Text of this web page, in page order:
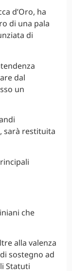
d’Oro, ha
di una pala
di
dal
un
sarà restituita
che
alla valenza
sostegno ad
Statuti